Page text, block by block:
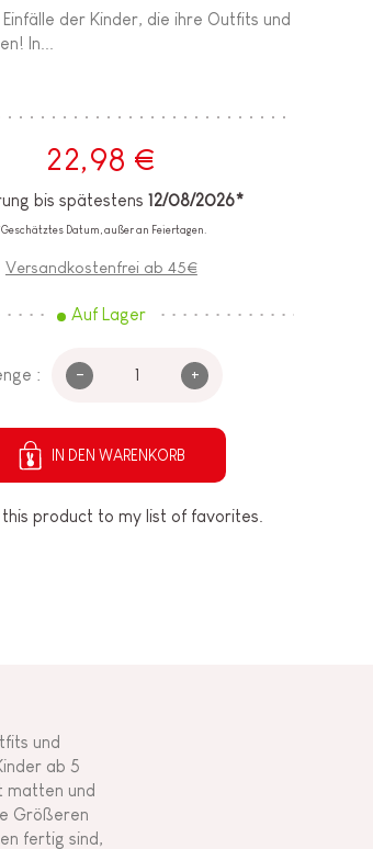
der Kinder, die ihre Outfits und
In...
22,98 €
bis spätestens 12/08/2026*
Datum, außer an Feiertagen.
Versandkostenfrei ab 45€
Auf Lager
: - +
IN DEN WARENKORB
product to my list of favorites.
und
ab 5
matten und
Größeren
fertig sind,